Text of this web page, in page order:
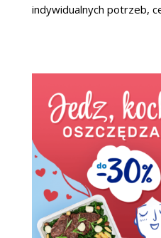
indywidualnych potrzeb,